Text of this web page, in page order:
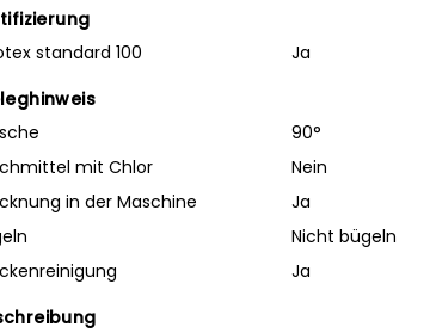
standard 100
Ja
90°
mit Chlor
Nein
in der Maschine
Ja
Nicht bügeln
Ja